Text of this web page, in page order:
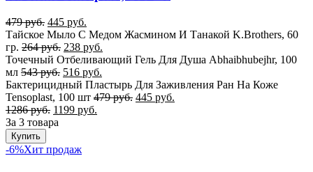
479руб. 445 руб.
Тайское Мыло С Медом Жасмином И Танакой K.Brothers, 60
гр. 264руб. 238 руб.
Точечный Отбеливающий Гель Для Душа Abhaibhubejhr, 100
мл 543руб. 516 руб.
Бактерицидный Пластырь Для Заживления Ран На Коже
Tensoplast, 100 шт 479руб. 445 руб.
1286руб. 1199 руб.
За 3 товара
Купить
-6%Хит продаж